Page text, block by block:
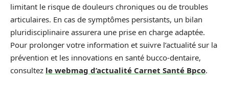
limitant le risque de douleurs chroniques ou de troubles
articulaires. En cas de symptômes persistants, un bilan
pluridisciplinaire assurera une prise en charge adaptée.
Pour prolonger votre information et suivre l’actualité sur la
prévention et les innovations en santé bucco‑dentaire,
consultez le webmag d’actualité Carnet Santé Bpco.